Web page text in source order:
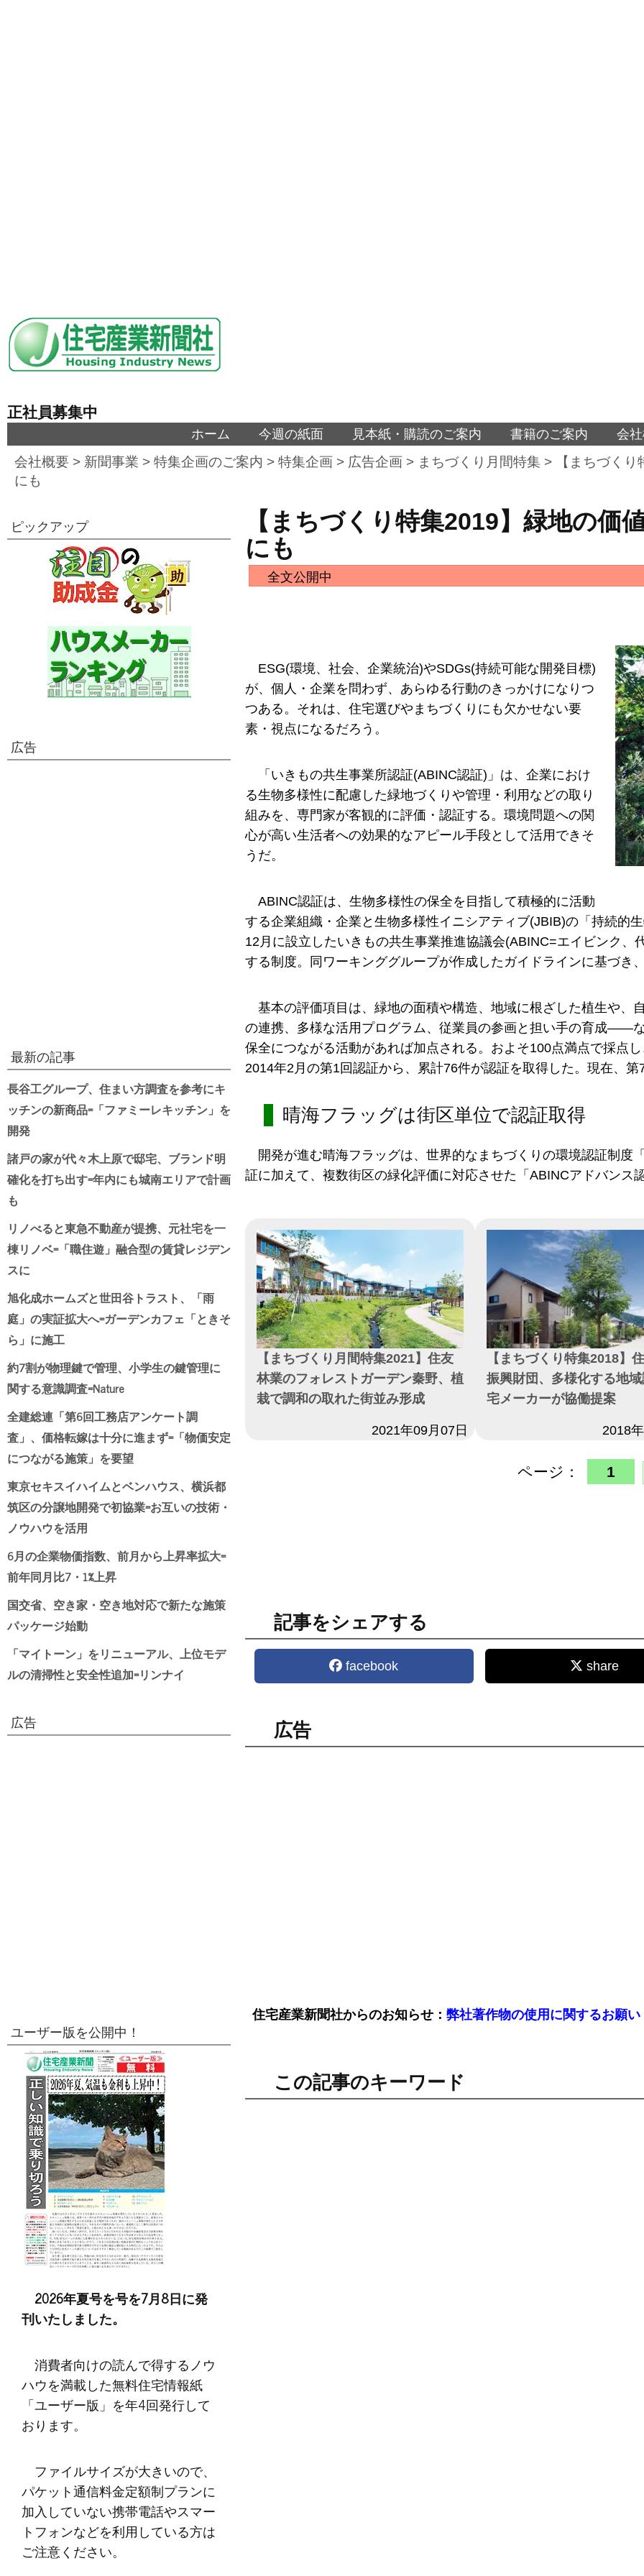
正社員募集中
ホーム 今週の紙面 見本紙・購読のご案内 書籍のご案内 会
会社概要 > 新聞事業 > 特集企画のご案内 > 特集企画 > 広告企画 > まちづくり月間特集 >
【まちづく
にも
【まちづくり特集2019】緑地の価
にも
全文公開中
ESG(環境、社会、企業統治)やSDGs(持続可能な開発目標)
が、個人・企業を問わず、あらゆる行動のきっかけになりつ
つある。それは、住宅選びやまちづくりにも欠かせない要
素・視点になるだろう。
「いきもの共生事業所認証(ABINC認証)」は、企業におけ
る生物多様性に配慮した緑地づくりや管理・利用などの取り
組みを、専門家が客観的に評価・認証する。環境問題への関
心が高い生活者への効果的なアピール手段として活用できそ
うだ。
ABINC認証は、生物多様性の保全を目指して積極的に活動
する企業組織・企業と生物多様性イニシアティブ(JBIB)の「持続的
12月に設立したいきもの共生事業推進協議会(ABINC=エイビンク
する制度。同ワーキンググループが作成したガイドラインに基づき
基本の評価項目は、緑地の面積や構造、地域に根ざした植生や、
の連携、多様な活用プログラム、従業員の参画と担い手の育成――
保全につながる活動があれば加点される。およそ100点満点で採点
2014年2月の第1回認証から、累計76件が認証を取得した。現在、
晴海フラッグは街区単位で認証取得
開発が進む晴海フラッグは、世界的なまちづくりの環境認証制度
証に加えて、複数街区の緑化評価に対応させた「ABINCアドバンス
【まちづくり月間特集2021】住友
林業のフォレストガーデン秦野、植
栽で調和の取れた街並み形成
2021年09月07日
【まちづくり特集2018】
振興財団、多様化する地
宅メーカーが協働提案
2018
ページ： 1
記事をシェアする
facebook share
広告
住宅産業新聞社からのお知らせ： 弊社著作物の使用に関するお願い
この記事のキーワード
ピックアップ
広告
最新の記事
長谷工グループ、住まい方調査を参考にキ
ッチンの新商品=「ファミーレキッチン」を
開発
諸戸の家が代々木上原で邸宅、ブランド明
確化を打ち出す=年内にも城南エリアで計画
も
リノべると東急不動産が提携、元社宅を一
棟リノベ=「職住遊」融合型の賃貸レジデン
スに
旭化成ホームズと世田谷トラスト、「雨
庭」の実証拡大へ=ガーデンカフェ「ときそ
ら」に施工
約7割が物理鍵で管理、小学生の鍵管理に
関する意識調査=Nature
全建総連「第6回工務店アンケート調
査」、価格転嫁は十分に進まず=「物価安定
につながる施策」を要望
東京セキスイハイムとベンハウス、横浜都
筑区の分譲地開発で初協業=お互いの技術・
ノウハウを活用
6月の企業物価指数、前月から上昇率拡大=
前年同月比7・1%上昇
国交省、空き家・空き地対応で新たな施策
パッケージ始動
「マイトーン」をリニューアル、上位モデ
ルの清掃性と安全性追加=リンナイ
広告
ユーザー版を公開中！
2026年夏号を号を7月8日に発
刊いたしました。
消費者向けの読んで得するノウ
ハウを満載した無料住宅情報紙
「ユーザー版」を年4回発行して
おります。
ファイルサイズが大きいので、
パケット通信料金定額制プランに
加入していない携帯電話やスマー
トフォンなどを利用している方は
ご注意ください。